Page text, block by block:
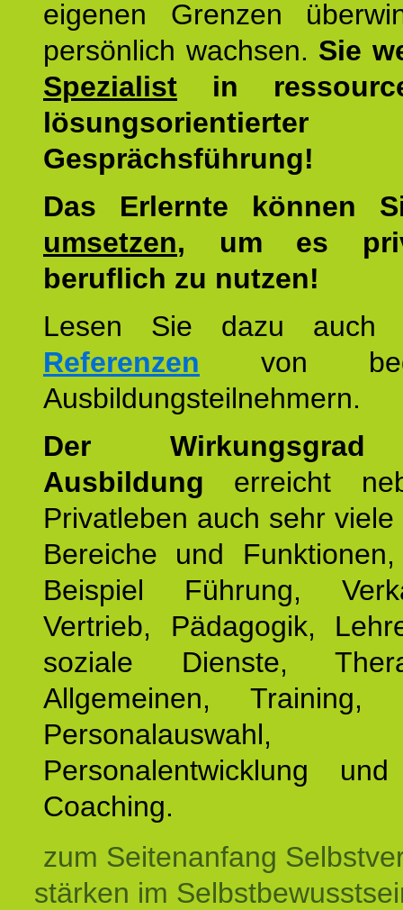
eigenen Grenzen
persönlich wachsen. Sie
Spezialist in
lösungsorientierter
Gesprächsführung!
Das Erlernte können
umsetzen, um es
beruflich zu nutzen!
Lesen Sie dazu
Referenzen von
Ausbildungsteilnehmern.
Der
Ausbildung erreicht
Privatleben auch sehr
Bereiche und
Beispiel Führung,
Vertrieb, Pädagogik,
soziale Dienste,
Allgemeinen, Training,
Personalauswahl,
Personalentwicklung
Coaching.
zum Seitenanfang
stärken im